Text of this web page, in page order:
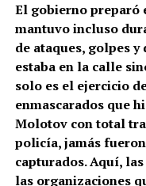
El gobierno preparó
mantuvo incluso
de ataques, golpes
estaba en la calle
solo es el ejercicio
enmascarados que
Molotov con total
policía, jamás
capturados. Aquí,
las organizaciones